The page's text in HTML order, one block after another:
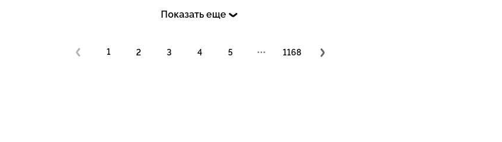
Показать еще
1 2 3 4 5 ••• 1168